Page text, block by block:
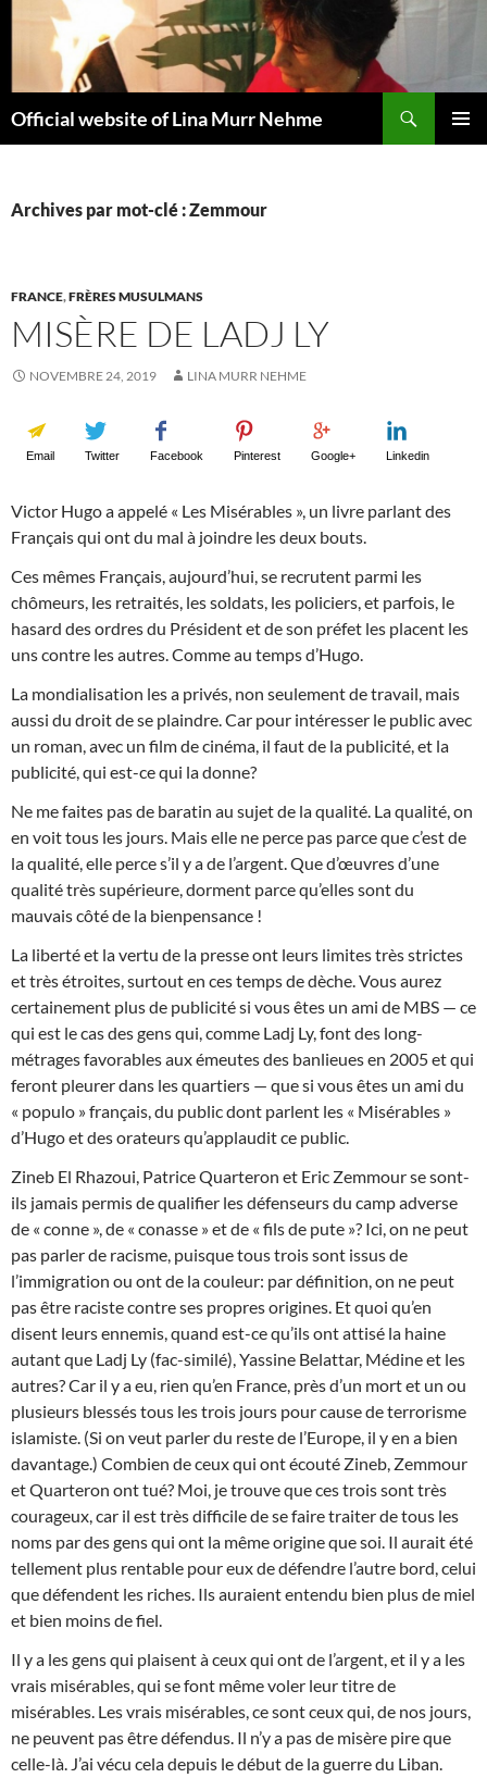
contenu
Official website of Lina Murr Nehme
Archives par mot-clé : Zemmour
FRANCE,FRÈRES MUSULMANS
MISÈRE DE LADJ LY
NOVEMBRE 24, 2019 LINA MURR NEHME
Email Twitter Facebook Pinterest Google+ Linkedin
Victor Hugo a appelé « Les Misérables », un livre parlant des
Français qui ont du mal à joindre les deux bouts.
Ces mêmes Français, aujourd’hui, se recrutent parmi les
chômeurs, les retraités, les soldats, les policiers, et parfois, le
hasard des ordres du Président et de son préfet les placent les
uns contre les autres. Comme au temps d’Hugo.
La mondialisation les a privés, non seulement de travail, mais
aussi du droit de se plaindre. Car pour intéresser le public avec
un roman, avec un film de cinéma, il faut de la publicité, et la
publicité, qui est-ce qui la donne?
Ne me faites pas de baratin au sujet de la qualité. La qualité, on
en voit tous les jours. Mais elle ne perce pas parce que c’est de
la qualité, elle perce s’il y a de l’argent. Que d’œuvres d’une
qualité très supérieure, dorment parce qu’elles sont du
mauvais côté de la bienpensance !
La liberté et la vertu de la presse ont leurs limites très strictes
et très étroites, surtout en ces temps de dèche. Vous aurez
certainement plus de publicité si vous êtes un ami de MBS — ce
qui est le cas des gens qui, comme Ladj Ly, font des long-
métrages favorables aux émeutes des banlieues en 2005 et qui
feront pleurer dans les quartiers — que si vous êtes un ami du
« populo » français, du public dont parlent les « Misérables »
d’Hugo et des orateurs qu’applaudit ce public.
Zineb El Rhazoui, Patrice Quarteron et Eric Zemmour se sont-
ils jamais permis de qualifier les défenseurs du camp adverse
de « conne », de « conasse » et de « fils de pute »? Ici, on ne peut
pas parler de racisme, puisque tous trois sont issus de
l’immigration ou ont de la couleur: par définition, on ne peut
pas être raciste contre ses propres origines. Et quoi qu’en
disent leurs ennemis, quand est-ce qu’ils ont attisé la haine
autant que Ladj Ly (fac-similé), Yassine Belattar, Médine et les
autres? Car il y a eu, rien qu’en France, près d’un mort et un ou
plusieurs blessés tous les trois jours pour cause de terrorisme
islamiste. (Si on veut parler du reste de l’Europe, il y en a bien
davantage.) Combien de ceux qui ont écouté Zineb, Zemmour
et Quarteron ont tué? Moi, je trouve que ces trois sont très
courageux, car il est très difficile de se faire traiter de tous les
noms par des gens qui ont la même origine que soi. Il aurait été
tellement plus rentable pour eux de défendre l’autre bord, celui
que défendent les riches. Ils auraient entendu bien plus de miel
et bien moins de fiel.
Il y a les gens qui plaisent à ceux qui ont de l’argent, et il y a les
vrais misérables, qui se font même voler leur titre de
misérables. Les vrais misérables, ce sont ceux qui, de nos jours,
ne peuvent pas être défendus. Il n’y a pas de misère pire que
celle-là. J’ai vécu cela depuis le début de la guerre du Liban.